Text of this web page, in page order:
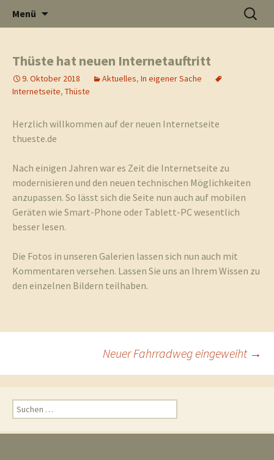
Thüste im
Internet
und
aus
und
Menü
Suchen
nach:
Thüste hat neuen Internetauftritt
9. Oktober 2018 Aktuelles, In eigener Sache
Internetseite, Thüste
Herzlich willkommen auf der neuen Internetseite
thueste.de
Nach einigen Jahren war es Zeit die Internetseite zu
modernisieren und den neuen technischen Möglichkeiten
anzupassen. So lässt sich die Seite nun auch auf mobilen
Geräten wie Smart-Phone oder Tablett-PC wesentlich
besser lesen.
Die Fotos in unseren Galerien lassen sich nun auch mit
Kommentaren versehen. Lassen Sie uns an Ihrem Wissen zu
den einzelnen Bildern teilhaben.
Beitragsnavigation
Neuer Fahrradweg eingeweiht →
Suchen
nach: